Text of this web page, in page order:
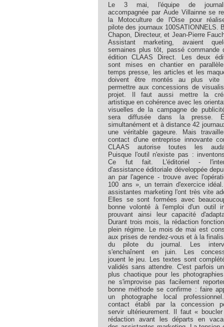
Le 3 mai, l'équipe de
accompagnée par Aude Villainne se
la Motoculture de l'Oise pour
pilote des journaux 100SATIONNELS.
Chapon, Directeur, et Jean-Pierre
Assistant marketing, avaient
semaines plus tôt, passé commande
édition CLAAS Direct. Les deux
sont mises en chantier en
temps presse, les articles et les
doivent être montés au plus vite
permettre aux concessions de
projet. Il faut aussi mettre la
artistique en cohérence avec les
visuelles de la campagne de
sera diffusée dans la presse.
simultanément et à distance 42
une véritable gageure. Mais
contact d'une entreprise innovante
CLAAS autorise toutes les
Puisque l'outil n'existe pas :
Ce fut fait. L'éditoriel -
d'assistance éditoriale développée
an par l'agence - trouve avec
100 ans », un terrain d'exercice
assistantes marketing l'ont très vite
Elles se sont formées avec
bonne volonté à l'emploi d'un outil
prouvant ainsi leur capacité
Durant trois mois, la rédaction
plein régime. Le mois de mai est
aux prises de rendez-vous et à la
du pilote du journal. Les
s'enchaînent en juin. Les
jouent le jeu. Les textes sont
validés sans attendre. C'est parfois
plus chaotique pour les
ne s'improvise pas facilement
bonne méthode se confirme : faire
un photographe local
contact établi par la concession
servir ultérieurement. Il faut «
rédaction avant les départs en